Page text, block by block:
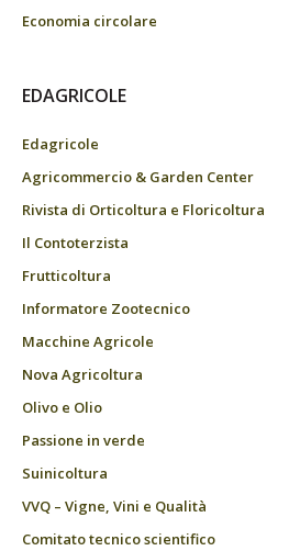
Economia circolare
EDAGRICOLE
Edagricole
Agricommercio & Garden Center
Rivista di Orticoltura e Floricoltura
Il Contoterzista
Frutticoltura
Informatore Zootecnico
Macchine Agricole
Nova Agricoltura
Olivo e Olio
Passione in verde
Suinicoltura
VVQ – Vigne, Vini e Qualità
Comitato tecnico scientifico